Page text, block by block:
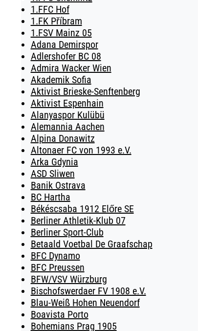
1.FFC Hof
1.FK Příbram
1.FSV Mainz 05
Adana Demirspor
Adlershofer BC 08
Admira Wacker Wien
Akademik Sofia
Aktivist Brieske-Senftenberg
Aktivist Espenhain
Alanyaspor Kulübü
Alemannia Aachen
Alpina Donawitz
Altonaer FC von 1993 e.V.
Arka Gdynia
ASD Sliwen
Banik Ostrava
BC Hartha
Békéscsaba 1912 Előre SE
Berliner Athletik-Klub 07
Berliner Sport-Club
Betaald Voetbal De Graafschap
BFC Dynamo
BFC Preussen
BFW/VSV Würzburg
Bischofswerdaer FV 1908 e.V.
Blau-Weiß Hohen Neuendorf
Boavista Porto
Bohemians Prag 1905